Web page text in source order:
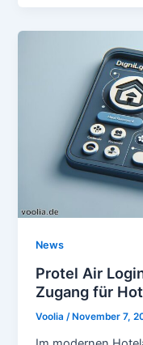
News
Protel Air
Zugang für
Voolia/ November 7,